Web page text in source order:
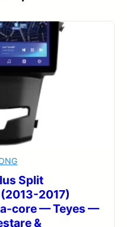
Split
2017)
core — Teyes —
&